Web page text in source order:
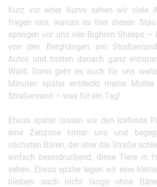
Kurz vor einer Kurve sehen wir viele
fragen uns, warum es hier diesen
springen vor uns vier Bighorn Sheeps –
von den Berghängen am
Autos und trotten danach ganz
Wald. Dann geht es auch für uns
Minuten später entdeckt meine
Straßenrand – was für ein Tag!
Etwas später lassen wir den Icefields
eine Zeitzone hinter uns und
nächsten Bären, der über die Straße
einfach beeindruckend, diese Tiere in
sehen. Etwas später legen wir eine
bleiben auch nicht lange ohne